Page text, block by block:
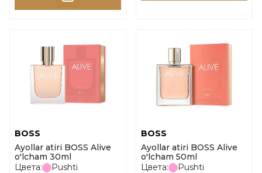
BOSS
Ayollar atiri BOSS Alive
o'lcham 30ml
Цвета:
Pushti
BOSS
Ayollar atiri BOSS Alive
o'lcham 50ml
Цвета:
Pushti